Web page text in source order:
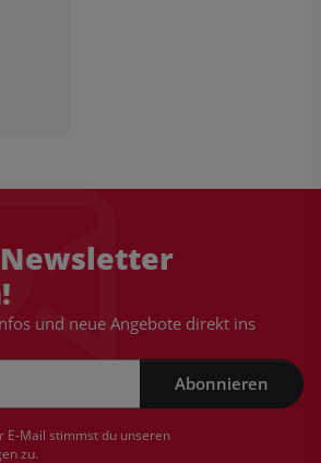
und neue Angebote direkt ins
Abonnieren
E-Mail stimmst du unseren
zu.